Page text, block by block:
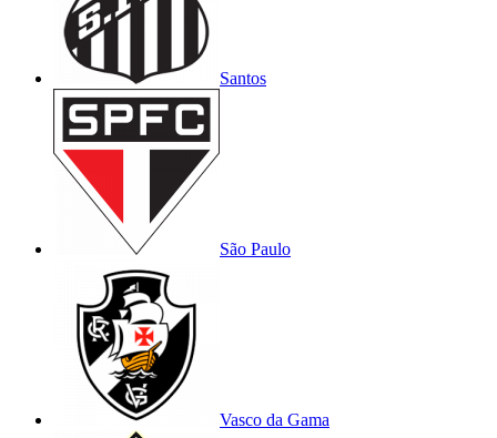
Santos
São Paulo
Vasco da Gama